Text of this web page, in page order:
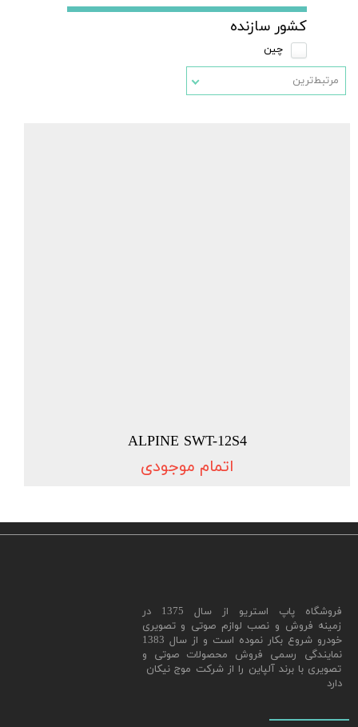
کشور سازنده
چین
مرتبط‌ترین
ALPINE SWT-12S4
اتمام موجودی
​فروشگاه پاپ استریو از سال 1375 در
زمینه فروش و نصب لوازم صوتی و تصویری
خودرو شروع بکار نموده است و از سال 1383
نمایندگی رسمی فروش محصولات صوتی و
تصویری با برند آلپاین را از شرکت موج نیکان
دارد